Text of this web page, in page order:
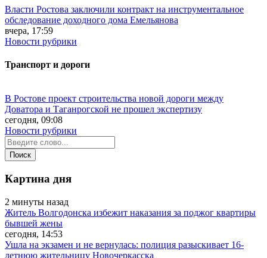
Власти Ростова заключили контракт на инструментальное
обследование доходного дома Емельянова
вчера, 17:59
Новости рубрики
Транспорт и дороги
В Ростове проект строительства новой дороги между
Доватора и Таганрогской не прошел экспертизу
сегодня, 09:08
Новости рубрики
Картина дня
2 минуты назад
Житель Волгодонска избежит наказания за поджог квартиры
бывшей жены
сегодня, 14:53
Ушла на экзамен и не вернулась: полиция разыскивает 16-
летнюю жительницу Новочеркасска